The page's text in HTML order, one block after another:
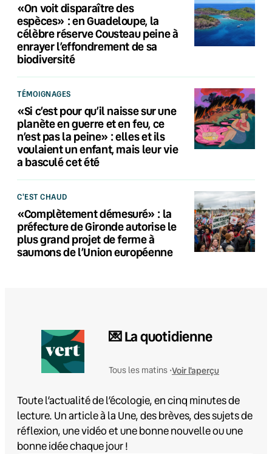
«On voit disparaître des
espèces» : en Guadeloupe, la
célèbre réserve Cousteau peine à
enrayer l’effondrement de sa
biodiversité
TÉMOIGNAGES
«Si c’est pour qu’il naisse sur une
planète en guerre et en feu, ce
n’est pas la peine» : elles et ils
voulaient un enfant, mais leur vie
a basculé cet été
C'EST CHAUD
«Complètement démesuré» : la
préfecture de Gironde autorise le
plus grand projet de ferme à
saumons de l’Union européenne
💌 La quotidienne
Tous les matins •Voir l'aperçu
Toute l’actualité de l’écologie, en cinq minutes de
lecture. Un article à la Une, des brèves, des sujets de
réflexion, une vidéo et une bonne nouvelle ou une
bonne idée chaque jour !